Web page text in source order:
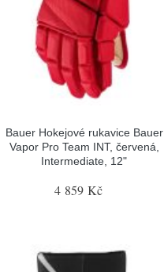
Bauer Hokejové rukavice Bauer
Vapor Pro Team INT, červená,
Intermediate, 12"
4 859 Kč